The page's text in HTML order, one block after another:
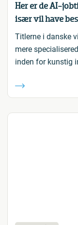
Her er de AI-
især vil have
Titlerne i danske
mere
inden for kunstig